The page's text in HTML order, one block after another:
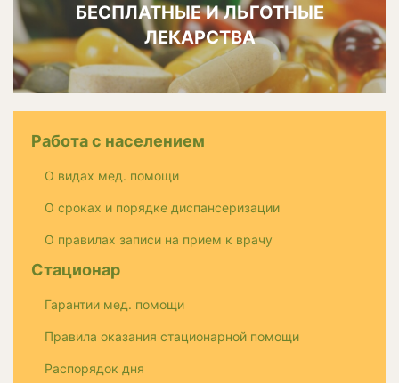
БЕСПЛАТНЫЕ И ЛЬГОТНЫЕ
ЛЕКАРСТВА
Работа с населением
О видах мед. помощи
О сроках и порядке диспансеризации
О правилах записи на прием к врачу
Стационар
Гарантии мед. помощи
Правила оказания стационарной помощи
Распорядок дня